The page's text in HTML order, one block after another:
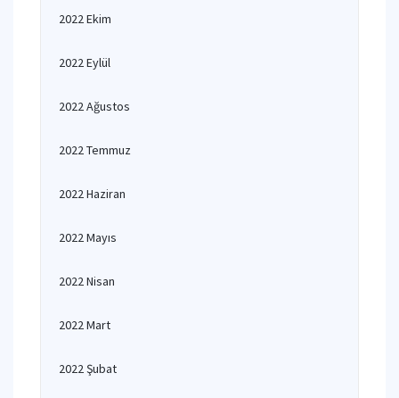
2022 Ekim
2022 Eylül
2022 Ağustos
2022 Temmuz
2022 Haziran
2022 Mayıs
2022 Nisan
2022 Mart
2022 Şubat